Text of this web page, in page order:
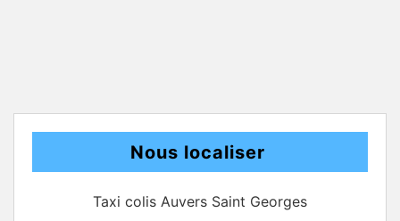
Nous localiser
Taxi colis Auvers Saint Georges